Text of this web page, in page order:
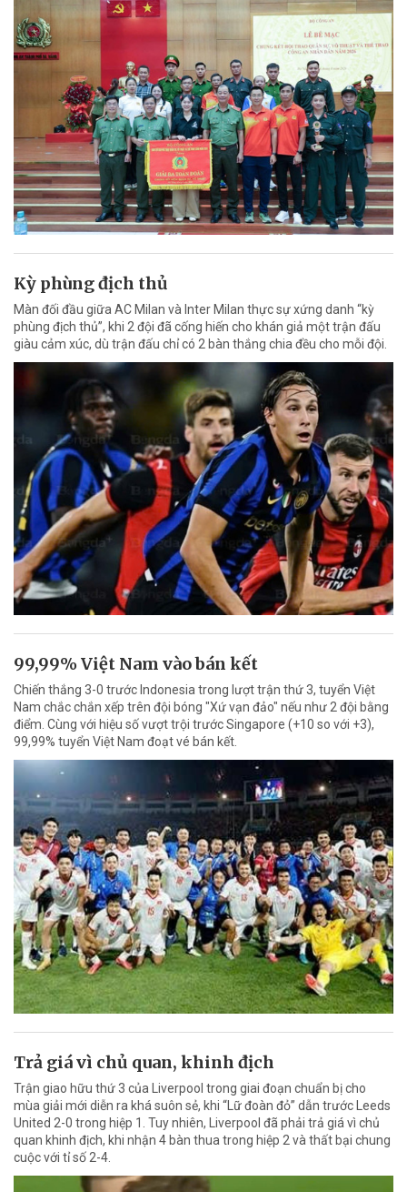
Kỳ phùng địch thủ
Màn đối đầu giữa AC Milan và Inter Milan thực sự xứng danh “kỳ
phùng địch thủ”, khi 2 đội đã cống hiến cho khán giả một trận đấu
giàu cảm xúc, dù trận đấu chỉ có 2 bàn thắng chia đều cho mỗi đội.
99,99% Việt Nam vào bán kết
Chiến thắng 3-0 trước Indonesia trong lượt trận thứ 3, tuyển Việt
Nam chắc chắn xếp trên đội bóng "Xứ vạn đảo" nếu như 2 đội bằng
điểm. Cùng với hiệu số vượt trội trước Singapore (+10 so với +3),
99,99% tuyển Việt Nam đoạt vé bán kết.
Trả giá vì chủ quan, khinh địch
Trận giao hữu thứ 3 của Liverpool trong giai đoạn chuẩn bị cho
mùa giải mới diễn ra khá suôn sẻ, khi “Lữ đoàn đỏ” dẫn trước Leeds
United 2-0 trong hiệp 1. Tuy nhiên, Liverpool đã phải trả giá vì chủ
quan khinh địch, khi nhận 4 bàn thua trong hiệp 2 và thất bại chung
cuộc với tỉ số 2-4.